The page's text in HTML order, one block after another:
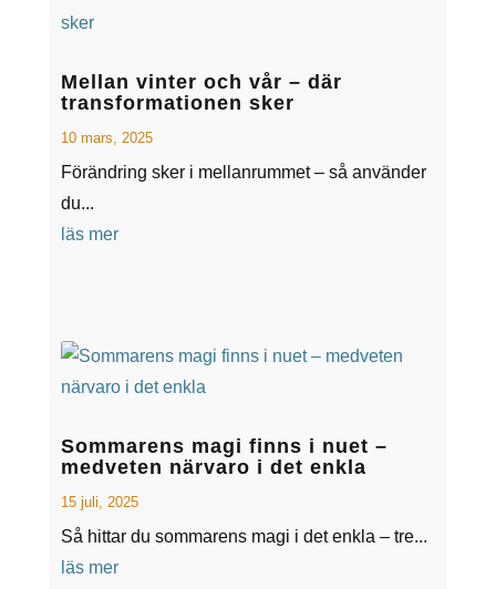
Mellan vinter och vår – där
transformationen sker
10 mars, 2025
Förändring sker i mellanrummet – så använder
du...
läs mer
Sommarens magi finns i nuet –
medveten närvaro i det enkla
15 juli, 2025
Så hittar du sommarens magi i det enkla – tre...
läs mer